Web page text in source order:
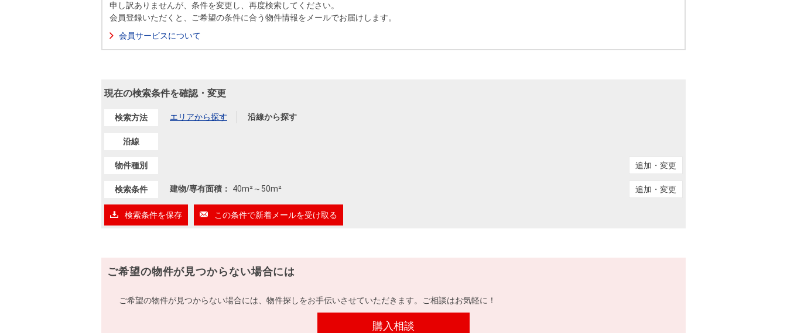
申し訳ありませんが、条件を変更し、再度検索してください。
会員登録いただくと、ご希望の条件に合う物件情報をメールでお届けします。
会員サービスについて
現在の検索条件を確認・変更
検索方法 エリアから探す 沿線から探す
沿線
物件種別 追加・変更
検索条件 建物/専有面積： 40m²～ 50m² 追加・変更
検索条件を保存 この条件で新着メールを受け取る
ご希望の物件が見つからない場合には
ご希望の物件が見つからない場合には、物件探しをお手伝いさせていただきます。ご相談はお気軽に！
購入相談